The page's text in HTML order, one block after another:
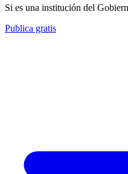
Si es una institución del
Publica gratis